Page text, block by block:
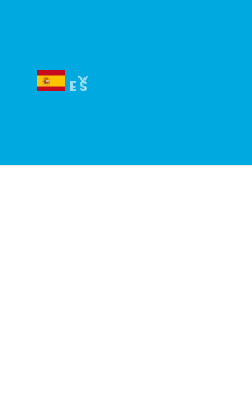
ES